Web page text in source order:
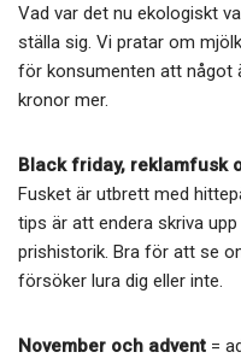
Vad var det nu ekologiskt
ställa sig. Vi pratar om
för konsumenten att något
kronor mer.
Black friday, reklamfusk
Fusket är utbrett med
tips är att endera skriva
prishistorik. Bra för att se
försöker lura dig eller inte.
November och advent =